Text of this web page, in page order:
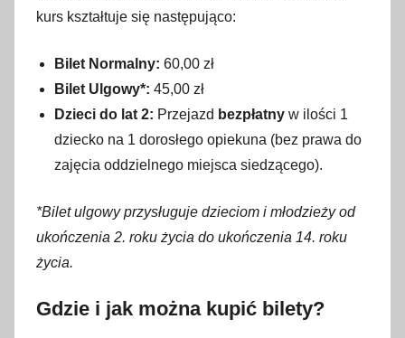
kurs kształtuje się następująco:
Bilet Normalny: 60,00 zł
Bilet Ulgowy*: 45,00 zł
Dzieci do lat 2: Przejazd bezpłatny w ilości 1
dziecko na 1 dorosłego opiekuna (bez prawa do
zajęcia oddzielnego miejsca siedzącego).
*Bilet ulgowy przysługuje dzieciom i młodzieży od
ukończenia 2. roku życia do ukończenia 14. roku
życia.
Gdzie i jak można kupić bilety?